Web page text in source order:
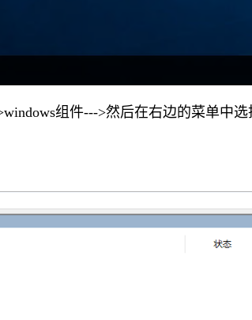
组件--->然后在右边的菜单中选